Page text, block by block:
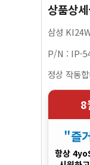
상품상
삼성
P/N : IP-
정상 작동
8
"즐
항상